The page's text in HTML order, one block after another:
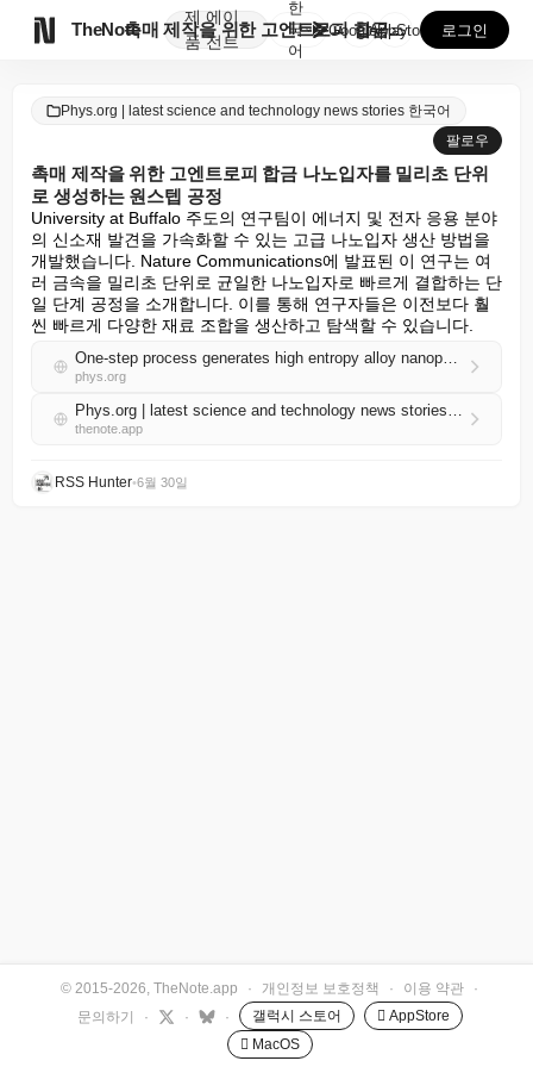
TheNote
제
품
에이
전트
촉매 제작을 위한 고엔트로피 합금 나노입자를 밀리초 단...
한
국
어
GooglePlay
AppStore 로그인
Phys.org | latest science and technology news stories 한국어
팔로우
촉매 제작을 위한 고엔트로피 합금 나노입자를 밀리초 단위
로 생성하는 원스텝 공정
University at Buffalo 주도의 연구팀이 에너지 및 전자 응용 분야
의 신소재 발견을 가속화할 수 있는 고급 나노입자 생산 방법을
개발했습니다. Nature Communications에 발표된 이 연구는 여
러 금속을 밀리초 단위로 균일한 나노입자로 빠르게 결합하는 단
일 단계 공정을 소개합니다. 이를 통해 연구자들은 이전보다 훨
씬 빠르게 다양한 재료 조합을 생산하고 탐색할 수 있습니다.
One‑step process generates high entropy alloy nanoparticles in milliseconds for catalyst creation
phys.org
Phys.org | latest science and technology news stories 한국어 RSS
thenote.app
RSS Hunter•6월 30일
© 2015-2026, TheNote.app · 개인정보 보호정책 · 이용 약관
·
문의하기
· · · 갤럭시 스토어
 AppStore
 MacOS